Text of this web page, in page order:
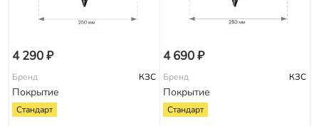
4 290 ₽
Бренд КЗС
Покрытие
Стандарт
4 690 ₽
Бренд КЗС
Покрытие
Стандарт